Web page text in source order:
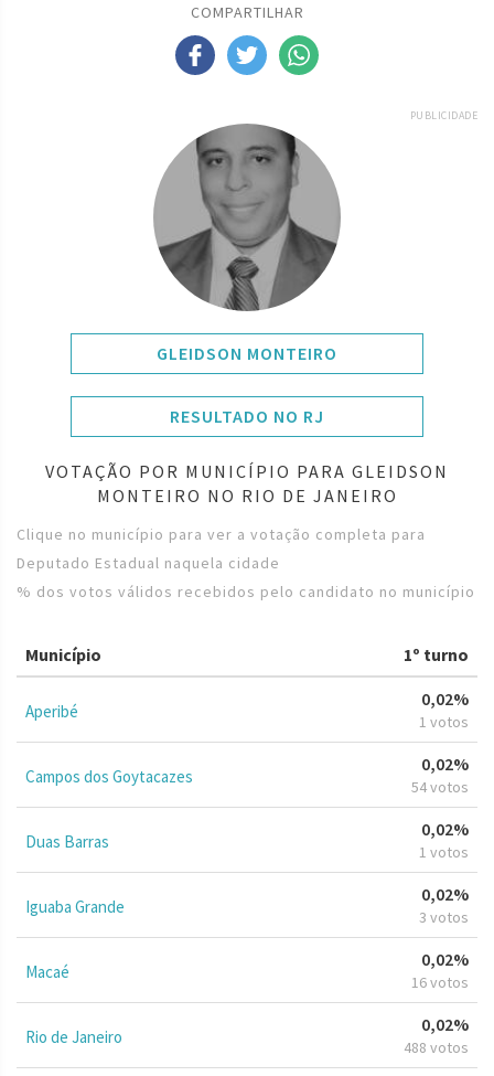
COMPARTILHAR
PUBLICIDADE
GLEIDSON MONTEIRO
RESULTADO NO RJ
VOTAÇÃO POR MUNICÍPIO PARA GLEIDSON
MONTEIRO NO RIO DE JANEIRO
Clique no município para ver a votação completa para
Deputado Estadual naquela cidade
% dos votos válidos recebidos pelo candidato no município
Município 1º turno
Aperibé
0,02%
1 votos
Campos dos Goytacazes
0,02%
54 votos
Duas Barras
0,02%
1 votos
Iguaba Grande
0,02%
3 votos
Macaé
0,02%
16 votos
Rio de Janeiro
0,02%
488 votos